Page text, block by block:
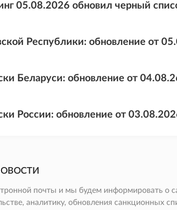
05.08.2026 обновил черный
Республики: обновление от
Беларуси: обновление от
России: обновление от
почты и мы будем информировать о
аналитику, обновления санкционных